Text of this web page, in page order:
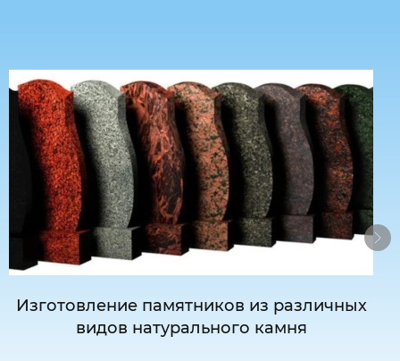
Изготовление памятников из различных
видов натурального камня